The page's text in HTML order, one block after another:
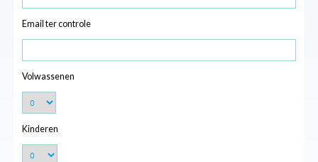
Email ter controle
Volwassenen
Kinderen